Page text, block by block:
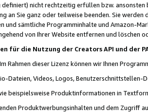
nicht rechtzeitig erfüllen bzw. ansonsten
an Sie ganz oder teilweise beenden. Sie werden
und sämtliche Programminhalte und Amazon-
von Ihrer Website entfernen und löschen
für die Nutzung der Creators API und der
Rahmen dieser Lizenz können wir Ihnen
Dateien, Videos, Logos, Benutzerschnittstellen-
beispielsweise Produktinformationen in
Produktwerbungsinhalten und dem Zugriff